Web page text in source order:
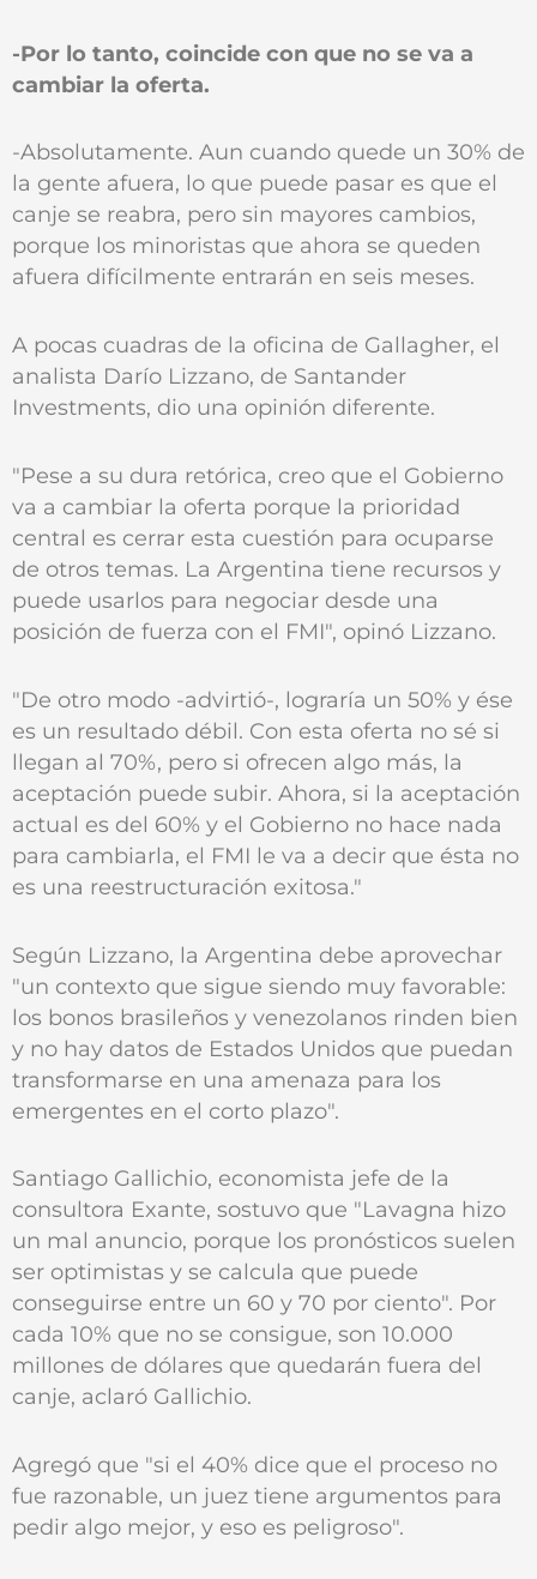
-Por lo tanto, coincide con que no se va a
cambiar la oferta.
-Absolutamente. Aun cuando quede un 30% de
la gente afuera, lo que puede pasar es que el
canje se reabra, pero sin mayores cambios,
porque los minoristas que ahora se queden
afuera difícilmente entrarán en seis meses.
A pocas cuadras de la oficina de Gallagher, el
analista Darío Lizzano, de Santander
Investments, dio una opinión diferente.
"Pese a su dura retórica, creo que el Gobierno
va a cambiar la oferta porque la prioridad
central es cerrar esta cuestión para ocuparse
de otros temas. La Argentina tiene recursos y
puede usarlos para negociar desde una
posición de fuerza con el FMI", opinó Lizzano.
"De otro modo -advirtió-, lograría un 50% y ése
es un resultado débil. Con esta oferta no sé si
llegan al 70%, pero si ofrecen algo más, la
aceptación puede subir. Ahora, si la aceptación
actual es del 60% y el Gobierno no hace nada
para cambiarla, el FMI le va a decir que ésta no
es una reestructuración exitosa."
Según Lizzano, la Argentina debe aprovechar
"un contexto que sigue siendo muy favorable:
los bonos brasileños y venezolanos rinden bien
y no hay datos de Estados Unidos que puedan
transformarse en una amenaza para los
emergentes en el corto plazo".
Santiago Gallichio, economista jefe de la
consultora Exante, sostuvo que "Lavagna hizo
un mal anuncio, porque los pronósticos suelen
ser optimistas y se calcula que puede
conseguirse entre un 60 y 70 por ciento". Por
cada 10% que no se consigue, son 10.000
millones de dólares que quedarán fuera del
canje, aclaró Gallichio.
Agregó que "si el 40% dice que el proceso no
fue razonable, un juez tiene argumentos para
pedir algo mejor, y eso es peligroso".